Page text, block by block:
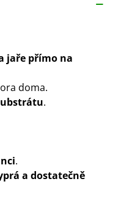
jaře přímo na
doma.
.
.
a dostatečně